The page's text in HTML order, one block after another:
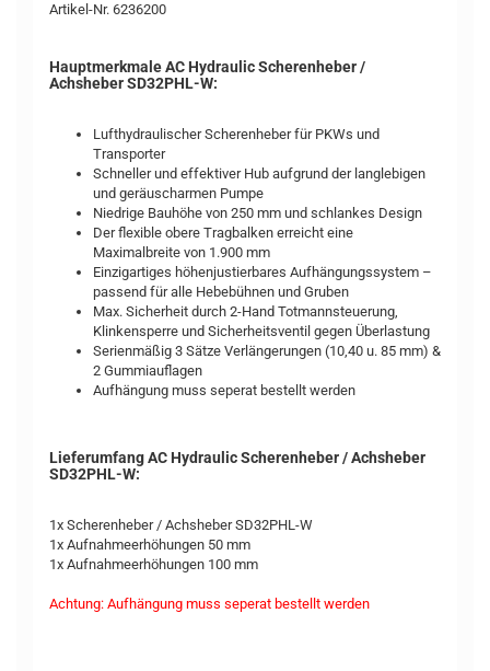
Artikel-Nr. 6236200
Hauptmerkmale AC Hydraulic Scherenheber /
Achsheber SD32PHL-W:
Lufthydraulischer Scherenheber für PKWs und
Transporter
Schneller und effektiver Hub aufgrund der langlebigen
und geräuscharmen Pumpe
Niedrige Bauhöhe von 250 mm und schlankes Design
Der flexible obere Tragbalken erreicht eine
Maximalbreite von 1.900 mm
Einzigartiges höhenjustierbares Aufhängungssystem –
passend für alle Hebebühnen und Gruben
Max. Sicherheit durch 2-Hand Totmannsteuerung,
Klinkensperre und Sicherheitsventil gegen Überlastung
Serienmäßig 3 Sätze Verlängerungen (10,40 u. 85 mm) &
2 Gummiauflagen
Aufhängung muss seperat bestellt werden
Lieferumfang AC Hydraulic Scherenheber / Achsheber
SD32PHL-W:
1x Scherenheber / Achsheber SD32PHL-W
1x Aufnahmeerhöhungen 50 mm
1x Aufnahmeerhöhungen 100 mm
Achtung: Aufhängung muss seperat bestellt werden